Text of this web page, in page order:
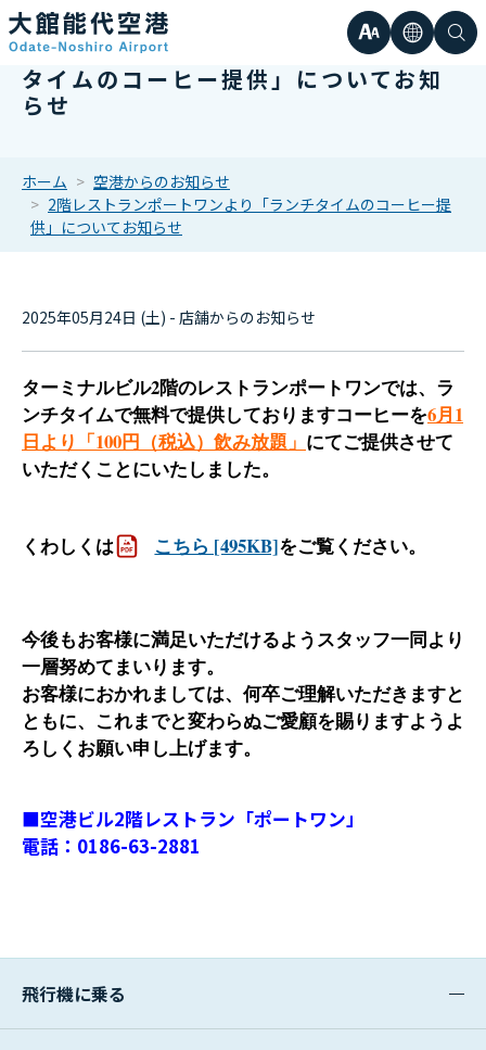
文
サ
小
大
言検
2階レストランポートワンより「ランチ
タイムのコーヒー提供」についてお知
らせ
ホーム
空港からのお知らせ
2階レストランポートワンより「ランチタイムのコーヒー提
供」についてお知らせ
2025年05月24日 (土) - 店舗からのお知らせ
ターミナルビル2階のレストランポートワンでは、ラ
ンチタイムで無料で提供しておりますコーヒーを6月1
日より「100円（税込）飲み放題」 にてご提供させて
いただくことにいたしました。
くわしくは こちら [495KB]をご覧ください。
今後もお客様に満足いただけるようスタッフ一同より
一層努めてまいります。
お客様におかれましては、何卒ご理解いただきますと
ともに、これまでと変わらぬご愛顧を賜りますようよ
ろしくお願い申し上げます。
■空港ビル2階レストラン「ポートワン」
電話：0186-63-2881
飛行機に乗る